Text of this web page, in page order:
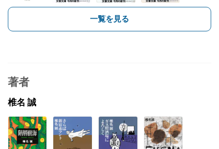
一覧を見る
著者
椎名 誠